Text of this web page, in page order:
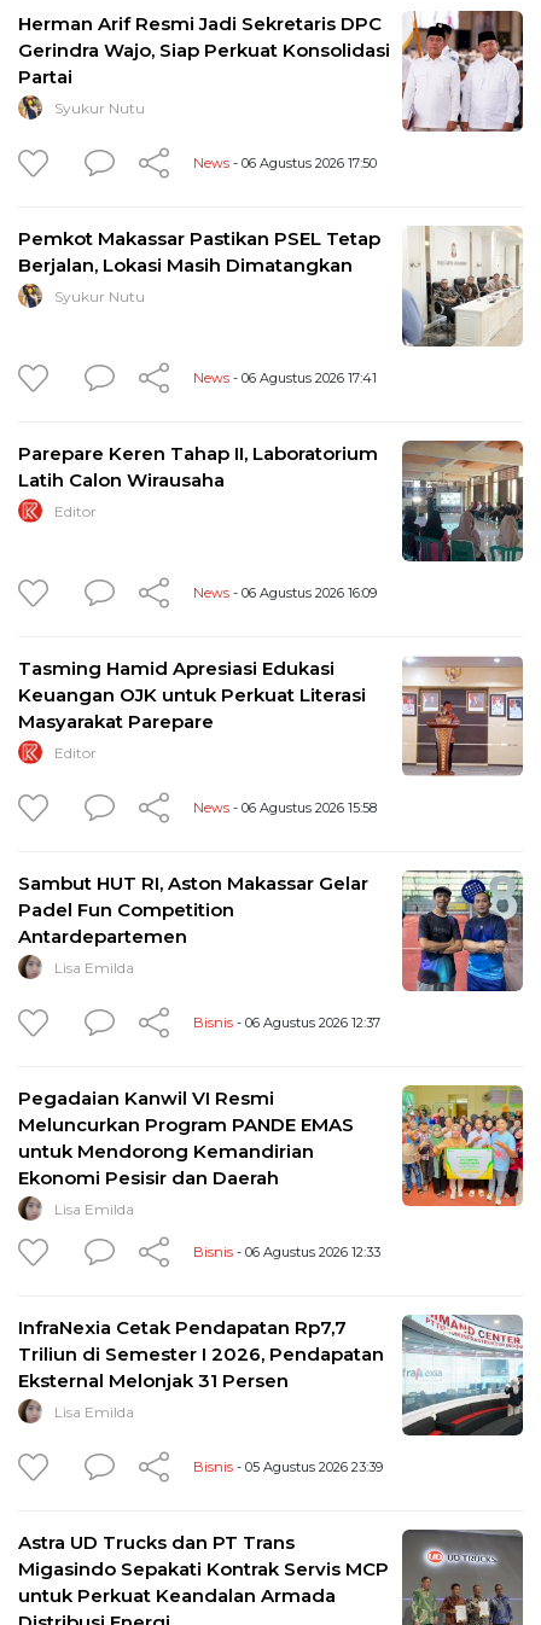
Herman Arif Resmi Jadi Sekretaris DPC
Gerindra Wajo, Siap Perkuat Konsolidasi
Partai
Syukur Nutu
News - 06 Agustus 2026 17:50
Pemkot Makassar Pastikan PSEL Tetap
Berjalan, Lokasi Masih Dimatangkan
Syukur Nutu
News - 06 Agustus 2026 17:41
Parepare Keren Tahap II, Laboratorium
Latih Calon Wirausaha
Editor
News - 06 Agustus 2026 16:09
Tasming Hamid Apresiasi Edukasi
Keuangan OJK untuk Perkuat Literasi
Masyarakat Parepare
Editor
News - 06 Agustus 2026 15:58
Sambut HUT RI, Aston Makassar Gelar
Padel Fun Competition
Antardepartemen
Lisa Emilda
Bisnis - 06 Agustus 2026 12:37
Pegadaian Kanwil VI Resmi
Meluncurkan Program PANDE EMAS
untuk Mendorong Kemandirian
Ekonomi Pesisir dan Daerah
Lisa Emilda
Bisnis - 06 Agustus 2026 12:33
InfraNexia Cetak Pendapatan Rp7,7
Triliun di Semester I 2026, Pendapatan
Eksternal Melonjak 31 Persen
Lisa Emilda
Bisnis - 05 Agustus 2026 23:39
Astra UD Trucks dan PT Trans
Migasindo Sepakati Kontrak Servis MCP
untuk Perkuat Keandalan Armada